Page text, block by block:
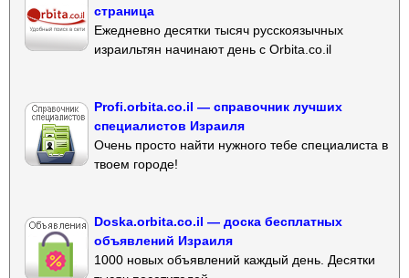
страница
Ежедневно десятки тысяч русскоязычных
израильтян начинают день с Orbita.co.il
Profi.orbita.co.il — справочник лучших
специалистов Израиля
Очень просто найти нужного тебе специалиста в
твоем городе!
Doska.orbita.co.il — доска бесплатных
объявлений Израиля
1000 новых объявлений каждый день. Десятки